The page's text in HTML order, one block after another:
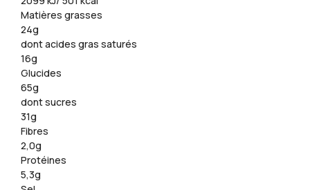
Matières grasses
24g
dont acides gras saturés
16g
Glucides
65g
dont sucres
31g
Fibres
2,0g
Protéines
5,3g